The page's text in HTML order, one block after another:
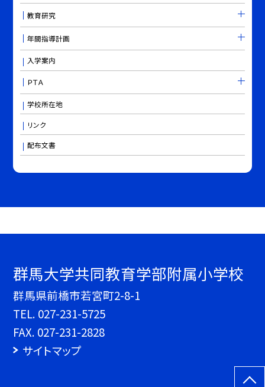
教育研究
年間指導計画
入学案内
ＰＴＡ
学校所在地
リンク
配布文書
群馬大学共同教育学部附属小学校
群馬県前橋市若宮町2-8-1
TEL. 027-231-5725
FAX. 027-231-2828
サイトマップ